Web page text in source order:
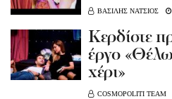
ΒΑΣΙΛΗΣ ΝΑΤΣΙΟΣ
Κερδίστε
έργο
χέρι»
COSMOPOLITI TEAM